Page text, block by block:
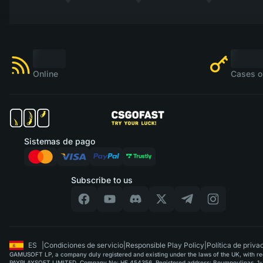
Online Cases
Subscribe to us
Sistemas de pago
ES Condiciones de servicio Responsible Play Policy Política de
GAMUSOFT LP, a company duly registered and existing under the laws of the UK, with